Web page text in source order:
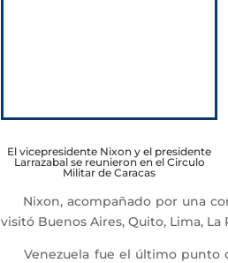
El vicepresidente Nixon y el presidente
Larrazabal se reunieron en el Circulo
Militar de Caracas
Nixon, acompañado por una
visitó Buenos Aires, Quito, Lima,
Venezuela fue el último punto